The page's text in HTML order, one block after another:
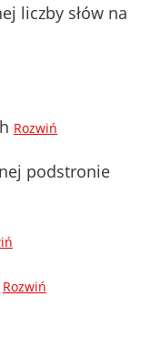
liczby słów na
Rozwiń
podstronie
Rozwiń